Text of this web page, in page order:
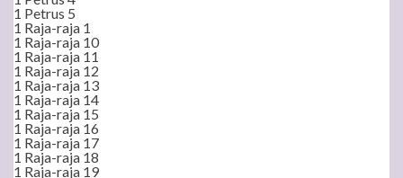
1 Petrus 5
1 Raja-raja 1
1 Raja-raja 10
1 Raja-raja 11
1 Raja-raja 12
1 Raja-raja 13
1 Raja-raja 14
1 Raja-raja 15
1 Raja-raja 16
1 Raja-raja 17
1 Raja-raja 18
1 Raja-raja 19